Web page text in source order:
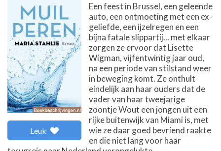
Leuk
Een feest in Brussel, een geleende
auto, een ontmoeting met een ex-
geliefde, een ijzelregen en een
bijna fatale slippartij... met elkaar
zorgen ze ervoor dat Lisette
Wigman, vijfentwintig jaar oud,
na een periode van stilstand weer
in beweging komt. Ze onthult
eindelijk aan haar ouders dat de
vader van haar tweejarige
zoontje Wout een jongen uit een
rijke buitenwijk van Miami is, met
wie ze daar goed bevriend raakte
en die niet lang voor haar